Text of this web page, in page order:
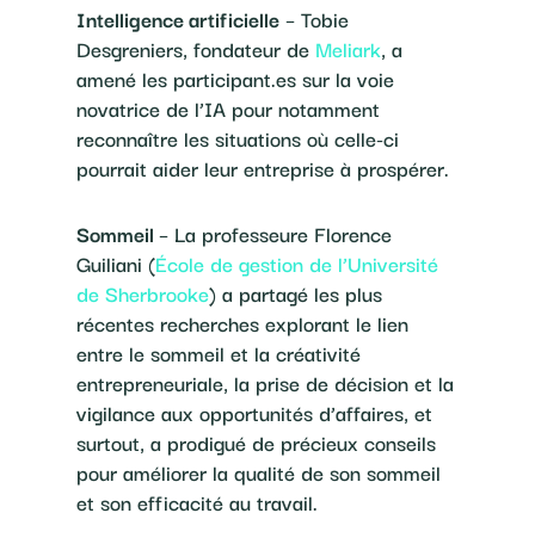
Intelligence artificielle– Tobie
Desgreniers, fondateur de Meliark, a
amené les participant.es sur la voie
novatrice de l’IA pour notamment
reconnaître les situations où celle-ci
pourrait aider leur entreprise à prospérer.
Sommeil– La professeure Florence
Guiliani (École de gestion de l’Université
de Sherbrooke) a partagé les plus
récentes recherches explorant le lien
entre le sommeil et la créativité
entrepreneuriale, la prise de décision et la
vigilance aux opportunités d’affaires, et
surtout, a prodigué de précieux conseils
pour améliorer la qualité de son sommeil
et son efficacité au travail.